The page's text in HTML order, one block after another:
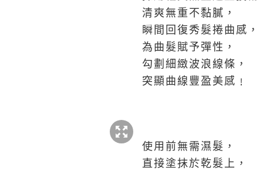
清爽無重不黏膩，
瞬間回復秀髮捲曲感，
為曲髮賦予彈性，
勾劃細緻波浪線條，
突顯曲線豐盈美感﹗
使用前無需濕髮，
直接塗抹於乾髮上，